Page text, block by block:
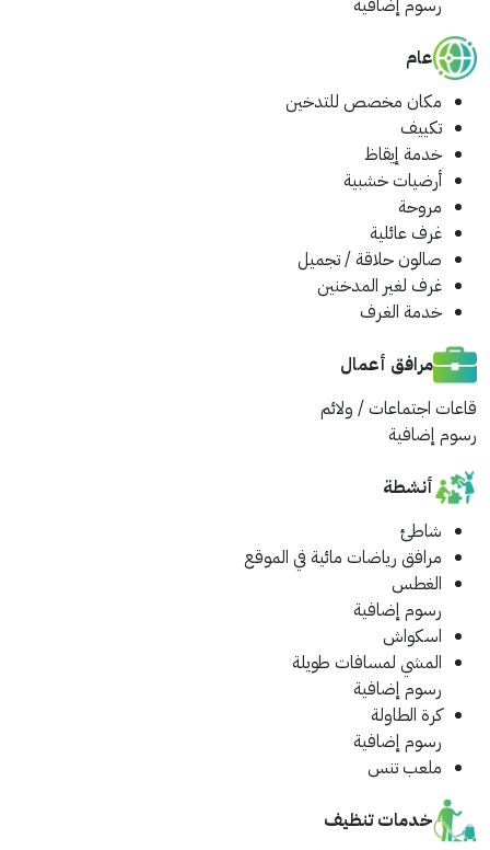
رسوم إضافية
عام
مكان مخصص للتدخين
تكييف
خدمة إيقاظ
أرضيات خشبية
مروحة
غرف عائلية
صالون حلاقة / تجميل
غرف لغير المدخنين
خدمة الغرف
مرافق أعمال
قاعات اجتماعات / ولائم
رسوم إضافية
أنشطة
شاطئ
مرافق رياضات مائية في الموقع
الغطس
رسوم إضافية
اسكواش
المشي لمسافات طويلة
رسوم إضافية
كرة الطاولة
رسوم إضافية
ملعب تنس
خدمات تنظيف